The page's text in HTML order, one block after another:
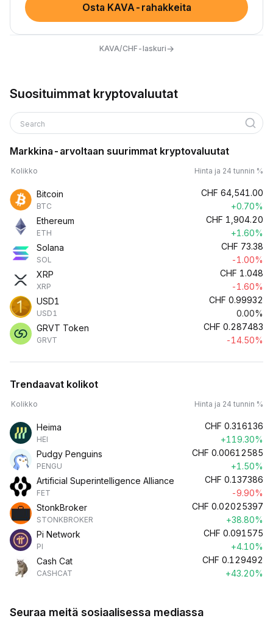
Osta KAVA-rahakkeita
KAVA/CHF-laskuri→
Suosituimmat kryptovaluutat
Search
Markkina-arvoltaan suurimmat kryptovaluutat
Kolikko Hinta ja 24 tunnin %
Bitcoin
BTC
CHF 64,541.00
+0.70%
Ethereum
ETH
CHF 1,904.20
+1.60%
Solana
SOL
CHF 73.38
-1.00%
XRP
XRP
CHF 1.048
-1.60%
USD1
USD1
CHF 0.99932
0.00%
GRVT Token
GRVT
CHF 0.287483
-14.50%
Trendaavat kolikot
Kolikko Hinta ja 24 tunnin %
Heima
HEI
CHF 0.316136
+119.30%
Pudgy Penguins
PENGU
CHF 0.00612585
+1.50%
Artificial Superintelligence Alliance
FET
CHF 0.137386
-9.90%
StonkBroker
STONKBROKER
CHF 0.02025397
+38.80%
Pi Network
PI
CHF 0.091575
+4.10%
Cash Cat
CASHCAT
CHF 0.129492
+43.20%
Seuraa meitä sosiaalisessa mediassa